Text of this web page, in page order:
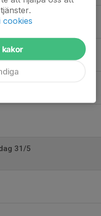
F-9
31/5
cookies
kakor